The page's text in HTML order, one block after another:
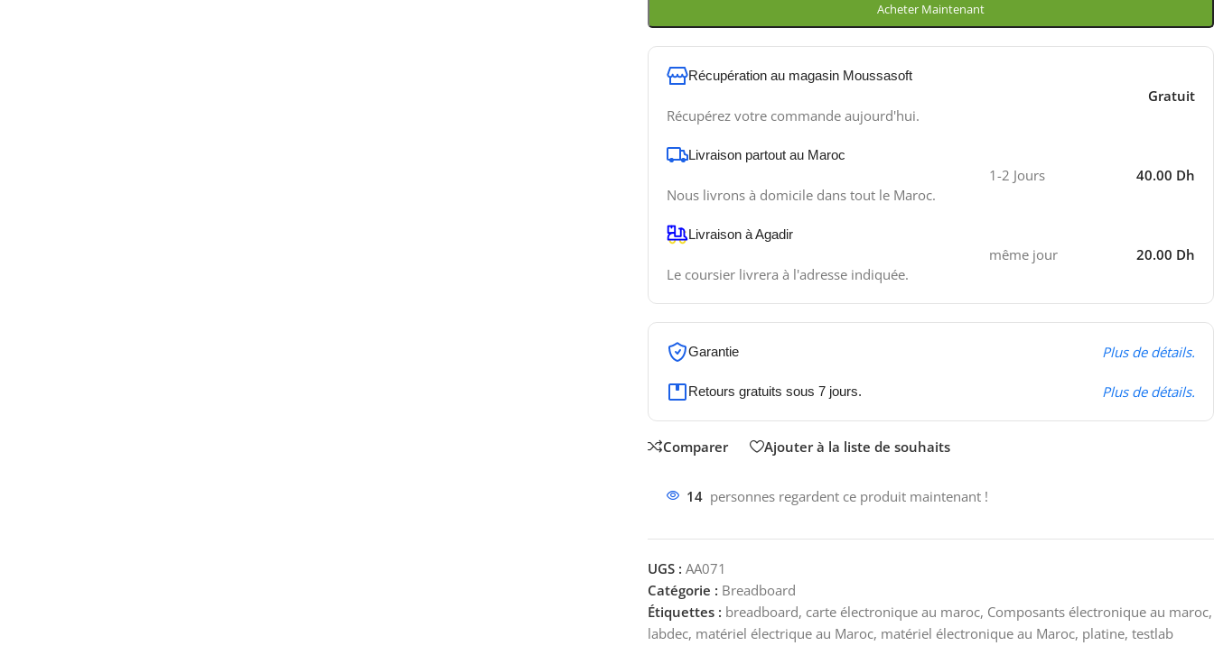
Acheter Maintenant
Récupération au magasin Moussasoft
Récupérez votre commande aujourd'hui.
Gratuit
Livraison partout au Maroc
Nous livrons à domicile dans tout le Maroc.
1-2 Jours 40.00 Dh
Livraison à Agadir
Le coursier livrera à l'adresse indiquée.
même jour 20.00 Dh
Garantie Plus de détails.
Retours gratuits sous 7 jours. Plus de détails.
Comparer Ajouter à la liste de souhaits
14 personnes regardent ce produit maintenant !
UGS : AA071
Catégorie : Breadboard
Étiquettes : breadboard, carte électronique au maroc, Composants électronique au maroc,
labdec, matériel électrique au Maroc, matériel électronique au Maroc, platine, testlab